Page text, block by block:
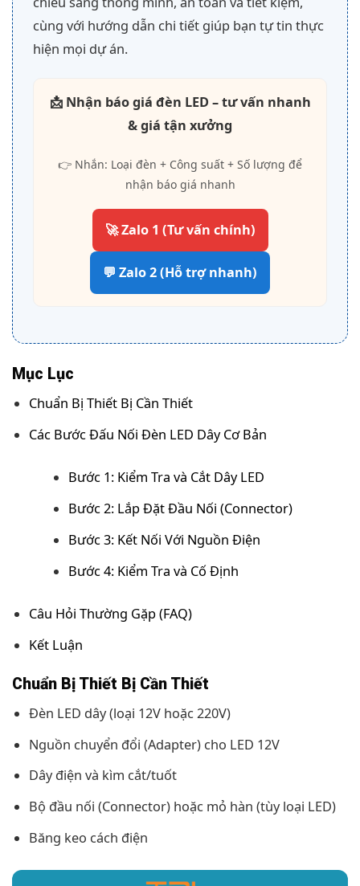
cùng với hướng dẫn chi tiết giúp bạn tự tin thực
hiện mọi dự án.
📩 Nhận báo giá đèn LED – tư vấn nhanh
& giá tận xưởng
👉 Nhắn: Loại đèn + Công suất + Số lượng để
nhận báo giá nhanh
🚀 Zalo 1 (Tư vấn chính)
💬 Zalo 2 (Hỗ trợ nhanh)
Mục Lục
Chuẩn Bị Thiết Bị Cần Thiết
Các Bước Đấu Nối Đèn LED Dây Cơ Bản
Bước 1: Kiểm Tra và Cắt Dây LED
Bước 2: Lắp Đặt Đầu Nối (Connector)
Bước 3: Kết Nối Với Nguồn Điện
Bước 4: Kiểm Tra và Cố Định
Câu Hỏi Thường Gặp (FAQ)
Kết Luận
Chuẩn Bị Thiết Bị Cần Thiết
Đèn LED dây (loại 12V hoặc 220V)
Nguồn chuyển đổi (Adapter) cho LED 12V
Dây điện và kìm cắt/tuốt
Bộ đầu nối (Connector) hoặc mỏ hàn (tùy loại LED)
Băng keo cách điện